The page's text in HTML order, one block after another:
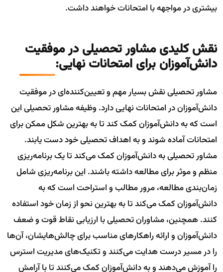
بیشتری در مواجهه با امتحانات خواهند داشت.
نقش کلیدی مشاور تحصیلی در موفقیت
دانش‌آموزان برای امتحانات نهایی:
مشاور تحصیلی نقش بسیار مهم و تعیین‌کننده‌ای در موفقیت
دانش‌آموزان در امتحانات نهایی دارد. وظیفه مشاور تحصیلی این
است که به دانش‌آموزان کمک کند تا به بهترین شکل ممکن برای
امتحانات آماده شوند و به اهداف تحصیلی خود دست یابند.
مشاور تحصیلی به دانش‌آموزان کمک می‌کند تا یک برنامه‌ریزی
منظم و موثر برای مطالعه داشته باشند. این برنامه‌ریزی شامل
زمان‌بندی مطالعه، مرور مطالب و استراحت است که به
دانش‌آموزان کمک می‌کند تا به بهترین نحو از زمان خود استفاده
کنند. همچنین، مشاوران تحصیلی با ارزیابی نقاط قوت و ضعف
دانش‌آموزان و ارائه راهکارهای مناسب برای چالش‌هایشان، آن‌ها
را در مسیر درست هدایت می‌کنند و تکنیک‌های مدیریت استرس
را آموزش می‌دهند و به دانش‌آموزان کمک می‌کنند تا با آرامش